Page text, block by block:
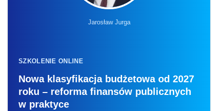
Jarosław Jurga
SZKOLENIE ONLINE
Nowa klasyfikacja budżetowa od 2027
roku – reforma finansów publicznych
w praktyce